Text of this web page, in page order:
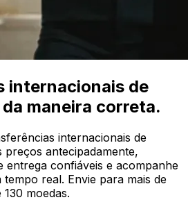
internacionais de
maneira correta.
internacionais de
preços antecipadamente,
entrega confiáveis e acompanhe
real. Envie para mais de
moedas.